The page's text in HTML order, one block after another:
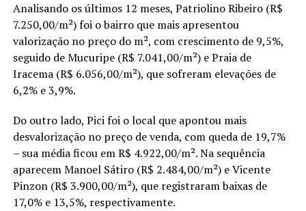
Analisando os últimos 12 meses, Patriolino Ribeiro (R$
7.250,00/m²) foi o bairro que mais apresentou
valorização no preço do m², com crescimento de 9,5%,
seguido de Mucuripe (R$ 7.041,00/m²) e Praia de
Iracema (R$ 6.056,00/m²), que sofreram elevações de
6,2% e 3,9%.
Do outro lado, Pici foi o local que apontou mais
desvalorização no preço de venda, com queda de 19,7%
– sua média ficou em R$ 4.922,00/m². Na sequência
aparecem Manoel Sátiro (R$ 2.484,00/m²) e Vicente
Pinzon (R$ 3.900,00/m²), que registraram baixas de
17,0% e 13,5%, respectivamente.